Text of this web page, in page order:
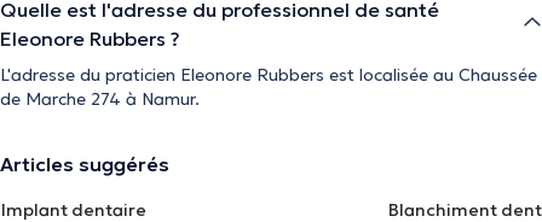
Quelle est l'adresse du professionnel de santé
Eleonore Rubbers ?
L'adresse du praticien Eleonore Rubbers est localisée au Chaussée
de Marche 274 à Namur.
Articles suggérés
Implant dentaire
Blanchiment